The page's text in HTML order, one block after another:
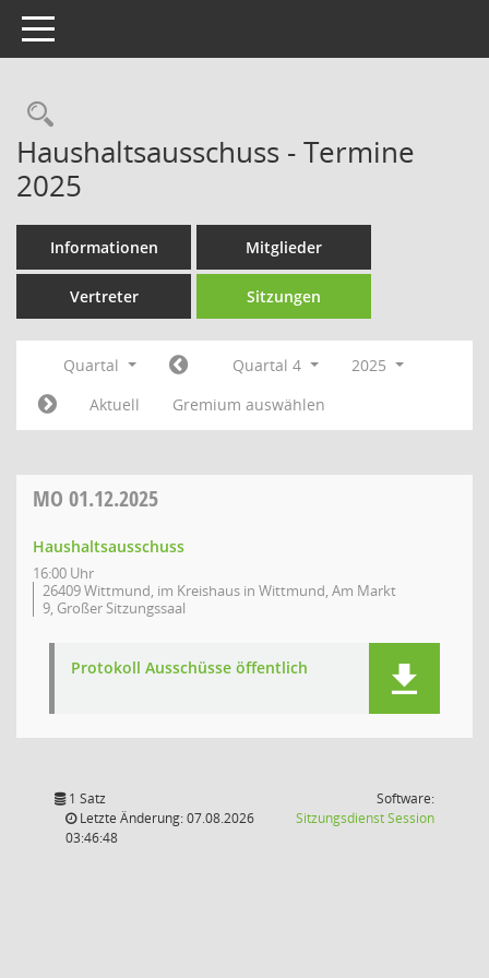
Toggle navigation
Rechercheauswahl
Haushaltsausschuss - Termine
2025
Informationen Mitglieder
Vertreter Sitzungen
Quartal Quartal 4
2025
Aktuell
Gremium auswählen
MO 01.12.2025
Haushaltsausschuss
16:00 Uhr
26409 Wittmund, im Kreishaus in Wittmund, Am Markt
9, Großer Sitzungssaal
Protokoll Ausschüsse öffentlich
1 Satz
Letzte Änderung: 07.08.2026
03:46:48
Software:
SitzungsdienstSession(Wird in